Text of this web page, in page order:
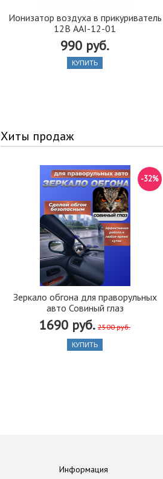
Ионизатор воздуха в прикуриватель
12В AAI-12-01
990 руб.
КУПИТЬ
Хиты продаж
Зеркало обгона для праворульных
авто Совиный глаз
1690 руб. 2500 руб.
-32%
КУПИТЬ
Информация